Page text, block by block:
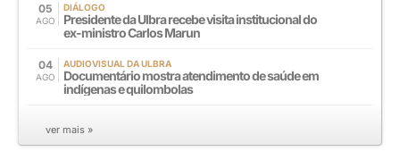
05
AGO
DIÁLOGO
Presidente da Ulbra recebe visita institucional do
ex-ministro Carlos Marun
04
AGO
AUDIOVISUAL DA ULBRA
Documentário mostra atendimento de saúde em
indígenas e quilombolas
ver mais »